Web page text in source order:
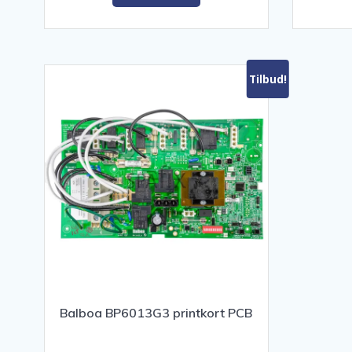
Tilbud!
Balboa BP6013G3 printkort PCB